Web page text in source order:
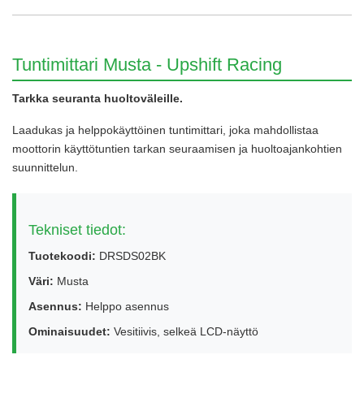
Tuntimittari Musta - Upshift Racing
Tarkka seuranta huoltoväleille.
Laadukas ja helppokäyttöinen tuntimittari, joka mahdollistaa
moottorin käyttötuntien tarkan seuraamisen ja huoltoajankohtien
suunnittelun.
Tekniset tiedot:
Tuotekoodi: DRSDS02BK
Väri: Musta
Asennus: Helppo asennus
Ominaisuudet: Vesitiivis, selkeä LCD-näyttö